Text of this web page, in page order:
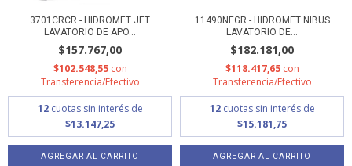
3701CRCR - HIDROMET JET
LAVATORIO DE APO...
$157.767,00
$102.548,55 con
Transferencia/Efectivo
12 cuotas sin interés de
$13.147,25
11490NEGR - HIDROMET NIBUS
LAVATORIO DE...
$182.181,00
$118.417,65 con
Transferencia/Efectivo
12 cuotas sin interés de
$15.181,75